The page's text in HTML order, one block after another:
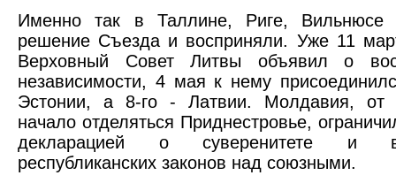
Именно так в Таллине, Риге, Вильнюсе
решение Съезда и восприняли. Уже 11
Верховный Совет Литвы объявил о
независимости, 4 мая к нему
Эстонии, а 8-го - Латвии. Молдавия, от
начало отделяться Приднестровье,
декларацией о суверенитете и
республиканских законов над союзными.